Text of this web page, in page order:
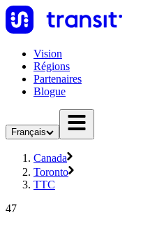
Vision
Régions
Partenaires
Blogue
Français
Canada
Toronto
TTC
47